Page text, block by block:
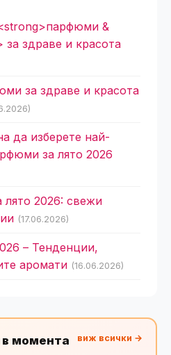
&
здраве и красота
за здраве и красота
да изберете най-
за лято 2026
2026: свежи
(17.06.2026)
– Тенденции,
аромати (16.06.2026)
в момента виж всички →